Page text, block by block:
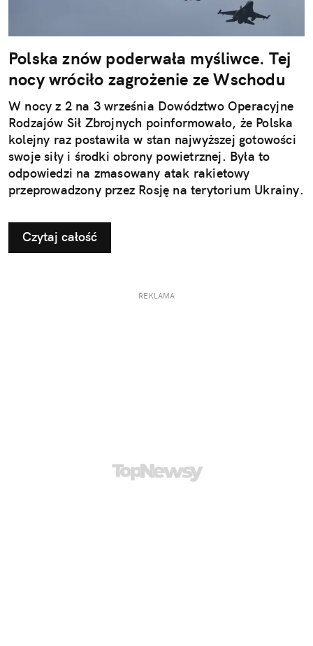
Polska znów poderwała myśliwce. Tej
nocy wróciło zagrożenie ze Wschodu
W nocy z 2 na 3 września Dowództwo Operacyjne
Rodzajów Sił Zbrojnych poinformowało, że Polska
kolejny raz postawiła w stan najwyższej gotowości
swoje siły i środki obrony powietrznej. Była to
odpowiedzi na zmasowany atak rakietowy
przeprowadzony przez Rosję na terytorium Ukrainy.
Czytaj całość
REKLAMA